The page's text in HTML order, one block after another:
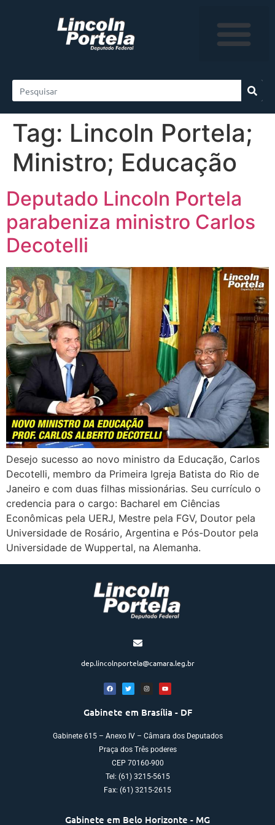
Tag: Lincoln Portela;
Ministro; Educação
Deputado Lincoln Portela
parabeniza ministro Carlos
Decotelli
Desejo sucesso ao novo ministro da Educação, Carlos
Decotelli, membro da Primeira Igreja Batista do Rio de
Janeiro e com duas filhas missionárias. Seu currículo o
credencia para o cargo: Bacharel em Ciências
Econômicas pela UERJ, Mestre pela FGV, Doutor pela
Universidade de Rosário, Argentina e Pós-Doutor pela
Universidade de Wuppertal, na Alemanha.
dep.lincolnportela@camara.leg.br
Gabinete em Brasília - DF
Gabinete 615 – Anexo IV – Câmara dos Deputados
Praça dos Três poderes
CEP 70160-900
Tel: (61) 3215-5615
Fax: (61) 3215-2615
Gabinete em Belo Horizonte - MG